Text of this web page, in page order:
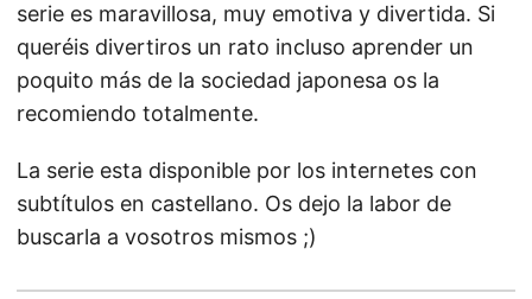
serie es maravillosa, muy emotiva y divertida. Si
queréis divertiros un rato incluso aprender un
poquito más de la sociedad japonesa os la
recomiendo totalmente.
La serie esta disponible por los internetes con
subtítulos en castellano. Os dejo la labor de
buscarla a vosotros mismos ;)